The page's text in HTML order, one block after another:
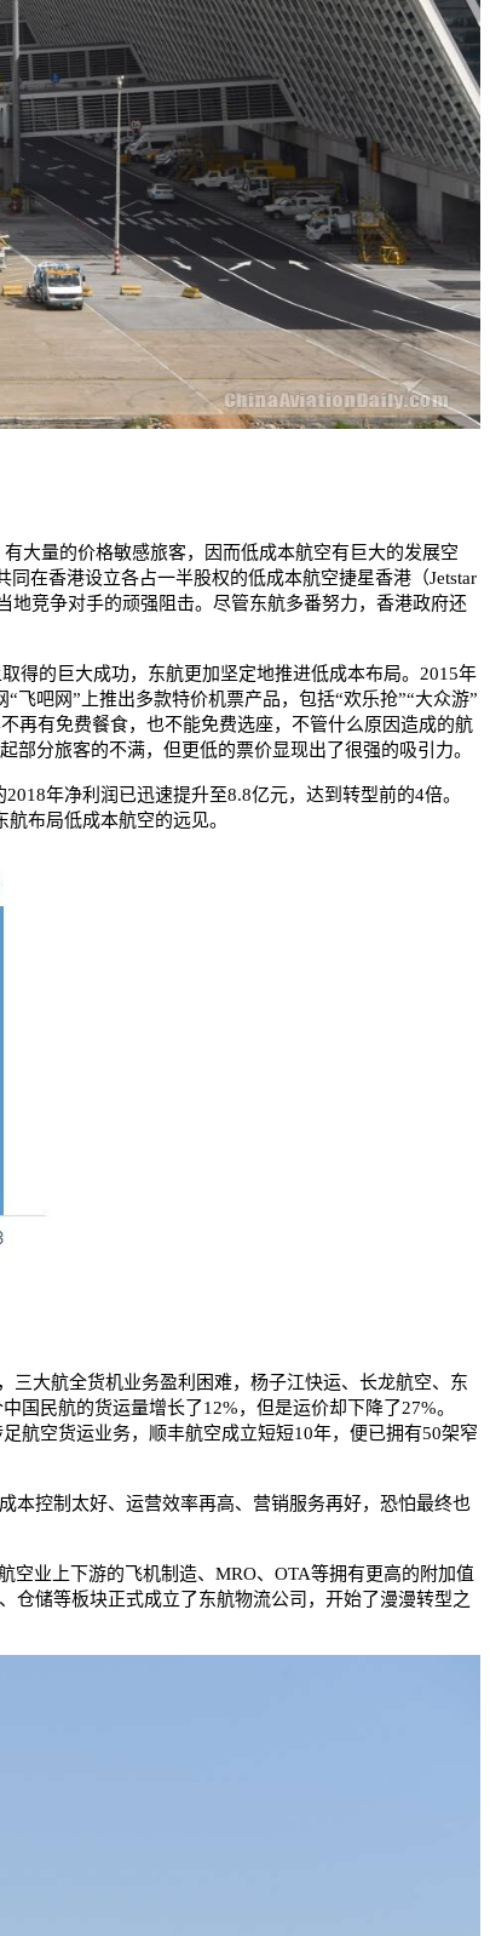
大量的价格敏感旅客，因而低成本航空有巨大的发展空
在香港设立各占一半股权的低成本航空捷星香港（Jetstar
地竞争对手的顽强阻击。尽管东航多番努力，香港政府还
的巨大成功，东航更加坚定地推进低成本布局。2015年
吧网”上推出多款特价机票产品，包括“欢乐抢”“大众游”
再有免费餐食，也不能免费选座，不管什么原因造成的航
分旅客的不满，但更低的票价显现出了很强的吸引力。
年净利润已迅速提升至8.8亿元，达到转型前的4倍。
布局低成本航空的远见。
大航全货机业务盈利困难，杨子江快运、长龙航空、东
国民航的货运量增长了12%，但是运价却下降了27%。
航空货运业务，顺丰航空成立短短10年，便已拥有50架窄
控制太好、运营效率再高、营销服务再好，恐怕最终也
业上下游的飞机制造、MRO、OTA等拥有更高的附加值
仓储等板块正式成立了东航物流公司，开始了漫漫转型之